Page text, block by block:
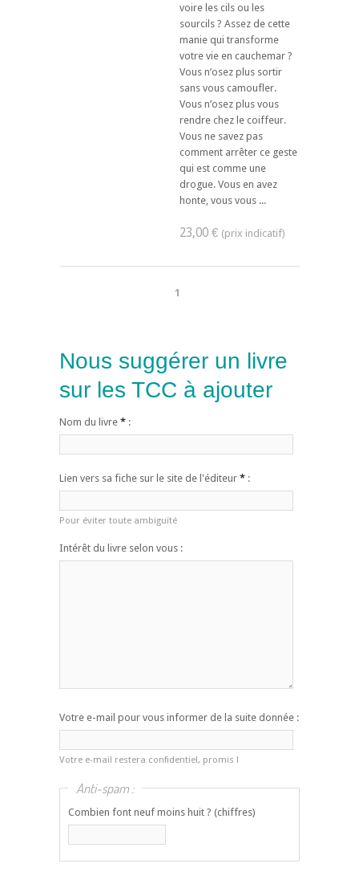
voire les cils ou les
sourcils ? Assez de cette
manie qui transforme
votre vie en cauchemar ?
Vous n’osez plus sortir
sans vous camoufler.
Vous n’osez plus vous
rendre chez le coiffeur.
Vous ne savez pas
comment arrêter ce geste
qui est comme une
drogue. Vous en avez
honte, vous vous ...
23,00 €
1
Nous suggérer un livre
sur les TCC à ajouter
Nom du livre * :
Lien vers sa fiche sur le site de l'éditeur * :
Pour éviter toute ambiguïté
Intérêt du livre selon vous :
Votre e-mail pour vous informer de la suite donnée :
Votre e-mail restera confidentiel, promis !
Anti-spam :
Combien font neuf moins huit ? (chiffres)